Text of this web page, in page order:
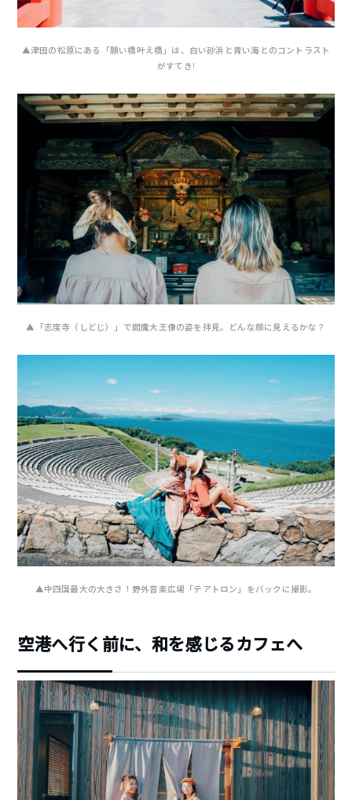
▲津田の松原にある「願い橋叶え橋」は、白い砂浜と青い海とのコントラスト
がすてき!
▲「志度寺（しどじ）」で閻魔大王像の姿を拝見。どんな顔に見えるかな？
▲中四国最大の大きさ！野外音楽広場「テアトロン」をバックに撮影。
空港へ行く前に、和を感じるカフェへ